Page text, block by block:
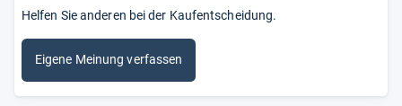
Helfen Sie anderen bei der Kaufentscheidung.
Eigene Meinung verfassen